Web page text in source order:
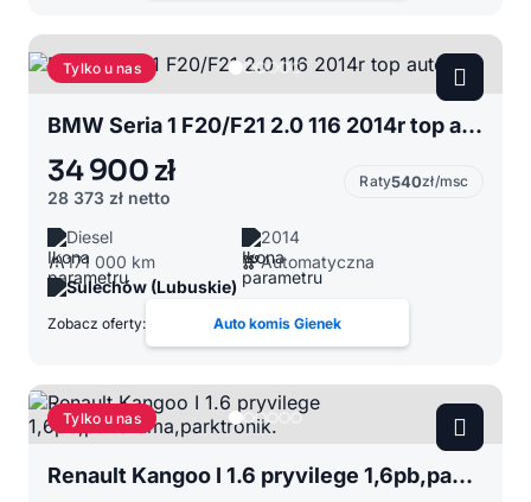
Tylko u nas
BMW Seria 1 F20/F21 2.0 116 2014r top auto
34 900 zł
28 373 zł netto
Raty540zł/msc
Diesel
2014
171 000 km
Automatyczna
Sulechów (Lubuskie)
Zobacz oferty: Auto komis Gienek
Tylko u nas
Renault Kangoo I 1.6 pryvilege 1,6pb,panorama,parktronik.